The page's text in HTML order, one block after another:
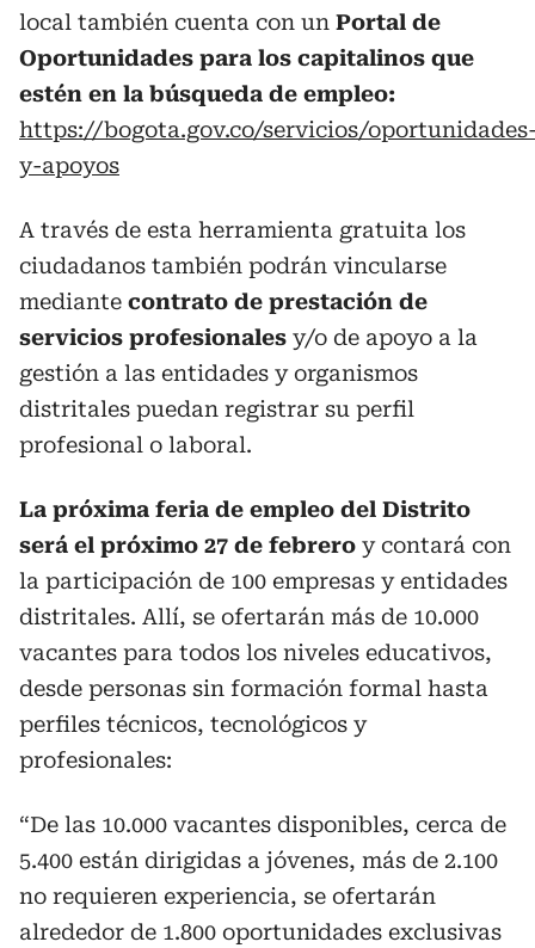
local también cuenta con un Portal de
Oportunidades para los capitalinos que
estén en la búsqueda de empleo:
https://bogota.gov.co/servicios/
y-apoyos
A través de esta herramienta gratuita los
ciudadanos también podrán vincularse
mediante contrato de prestación de
servicios profesionales y/o de apoyo a la
gestión a las entidades y organismos
distritales puedan registrar su perfil
profesional o laboral.
La próxima feria de empleo del Distrito
será el próximo 27 de febrero y contará con
la participación de 100 empresas y entidades
distritales. Allí, se ofertarán más de 10.000
vacantes para todos los niveles educativos,
desde personas sin formación formal hasta
perfiles técnicos, tecnológicos y
profesionales:
“De las 10.000 vacantes disponibles, cerca de
5.400 están dirigidas a jóvenes, más de 2.100
no requieren experiencia, se ofertarán
alrededor de 1.800 oportunidades exclusivas